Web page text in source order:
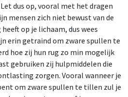
dus op, vooral met het dragen
mensen zich niet bewust van de
op je lichaam, dus wees
erin getraind om zware spullen te
hoe zij hun rug zo min mogelijk
gebruiken zij hulpmiddelen die
zorgen. Vooral wanneer je
om zware spullen te tillen zul je